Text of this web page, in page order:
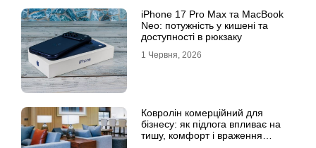
iPhone 17 Pro Max та MacBook
Neo: потужність у кишені та
доступності в рюкзаку
1 Червня, 2026
Ковролін комерційний для
бізнесу: як підлога впливає на
тишу, комфорт і враження